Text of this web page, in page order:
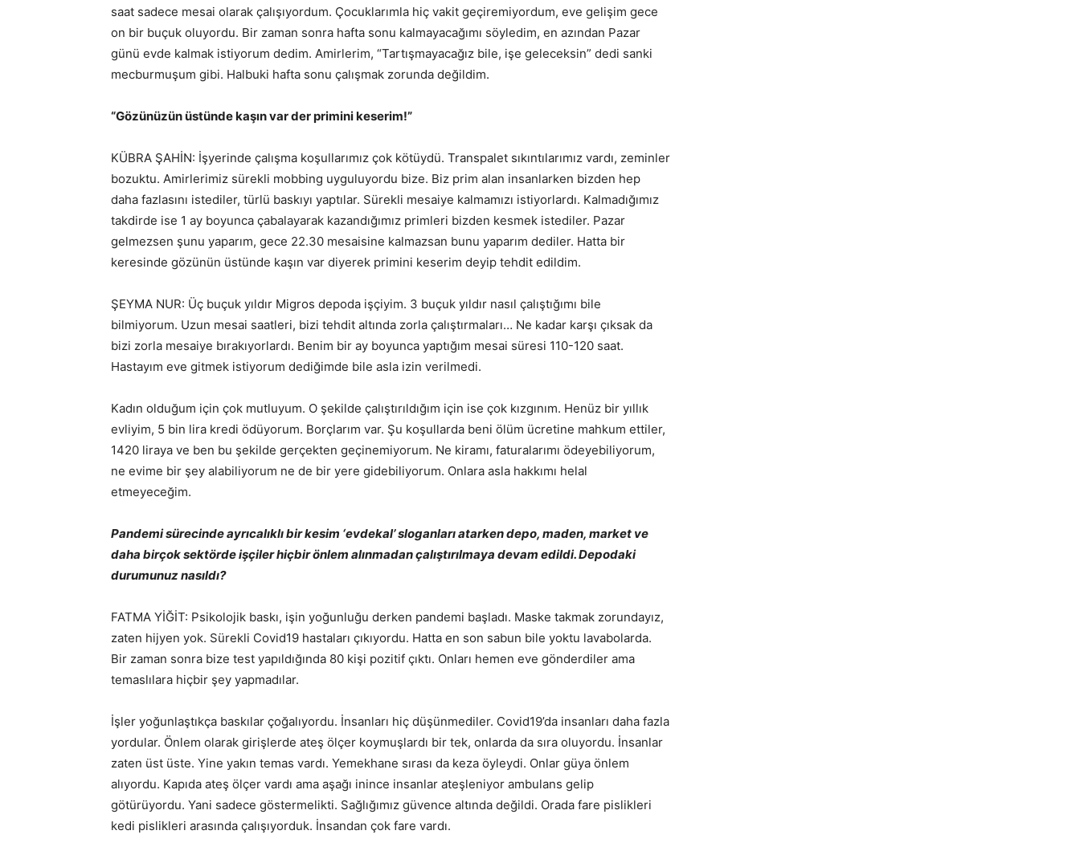
saat sadece mesai olarak çalışıyordum. Çocuklarımla hiç vakit geçiremiyordum, eve gelişim gece
on bir buçuk oluyordu. Bir zaman sonra hafta sonu kalmayacağımı söyledim, en azından Pazar
günü evde kalmak istiyorum dedim. Amirlerim, “Tartışmayacağız bile, işe geleceksin” dedi sanki
mecburmuşum gibi. Halbuki hafta sonu çalışmak zorunda değildim.
“Gözünüzün üstünde kaşın var der primini keserim!”
KÜBRA ŞAHİN: İşyerinde çalışma koşullarımız çok kötüydü. Transpalet sıkıntılarımız vardı, zeminler
bozuktu. Amirlerimiz sürekli mobbing uyguluyordu bize. Biz prim alan insanlarken bizden hep
daha fazlasını istediler, türlü baskıyı yaptılar. Sürekli mesaiye kalmamızı istiyorlardı. Kalmadığımız
takdirde ise 1 ay boyunca çabalayarak kazandığımız primleri bizden kesmek istediler. Pazar
gelmezsen şunu yaparım, gece 22.30 mesaisine kalmazsan bunu yaparım dediler. Hatta bir
keresinde gözünün üstünde kaşın var diyerek primini keserim deyip tehdit edildim.
ŞEYMA NUR: Üç buçuk yıldır Migros depoda işçiyim. 3 buçuk yıldır nasıl çalıştığımı bile
bilmiyorum. Uzun mesai saatleri, bizi tehdit altında zorla çalıştırmaları… Ne kadar karşı çıksak da
bizi zorla mesaiye bırakıyorlardı. Benim bir ay boyunca yaptığım mesai süresi 110-120 saat.
Hastayım eve gitmek istiyorum dediğimde bile asla izin verilmedi.
Kadın olduğum için çok mutluyum. O şekilde çalıştırıldığım için ise çok kızgınım. Henüz bir yıllık
evliyim, 5 bin lira kredi ödüyorum. Borçlarım var. Şu koşullarda beni ölüm ücretine mahkum ettiler,
1420 liraya ve ben bu şekilde gerçekten geçinemiyorum. Ne kiramı, faturalarımı ödeyebiliyorum,
ne evime bir şey alabiliyorum ne de bir yere gidebiliyorum. Onlara asla hakkımı helal
etmeyeceğim.
Pandemi sürecinde ayrıcalıklı bir kesim ‘evdekal’ sloganları atarken depo, maden, market ve
daha birçok sektörde işçiler hiçbir önlem alınmadan çalıştırılmaya devam edildi. Depodaki
durumunuz nasıldı?
FATMA YİĞİT: Psikolojik baskı, işin yoğunluğu derken pandemi başladı. Maske takmak zorundayız,
zaten hijyen yok. Sürekli Covid19 hastaları çıkıyordu. Hatta en son sabun bile yoktu lavabolarda.
Bir zaman sonra bize test yapıldığında 80 kişi pozitif çıktı. Onları hemen eve gönderdiler ama
temaslılara hiçbir şey yapmadılar.
İşler yoğunlaştıkça baskılar çoğalıyordu. İnsanları hiç düşünmediler. Covid19’da insanları daha fazla
yordular. Önlem olarak girişlerde ateş ölçer koymuşlardı bir tek, onlarda da sıra oluyordu. İnsanlar
zaten üst üste. Yine yakın temas vardı. Yemekhane sırası da keza öyleydi. Onlar güya önlem
alıyordu. Kapıda ateş ölçer vardı ama aşağı inince insanlar ateşleniyor ambulans gelip
götürüyordu. Yani sadece göstermelikti. Sağlığımız güvence altında değildi. Orada fare pislikleri
kedi pislikleri arasında çalışıyorduk. İnsandan çok fare vardı.